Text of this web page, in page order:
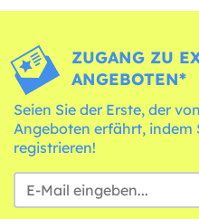
ZUGANG ZU
ANGEBOTEN*
Seien Sie der Erste, der
Angeboten erfährt, indem
registrieren!